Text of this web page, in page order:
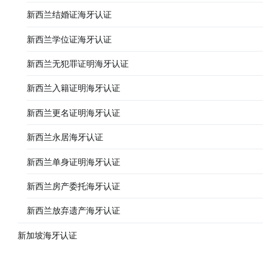
新西兰结婚证海牙认证
新西兰学位证海牙认证
新西兰无犯罪证明海牙认证
新西兰入籍证明海牙认证
新西兰更名证明海牙认证
新西兰永居海牙认证
新西兰单身证明海牙认证
新西兰房产委托海牙认证
新西兰放弃遗产海牙认证
新加坡海牙认证